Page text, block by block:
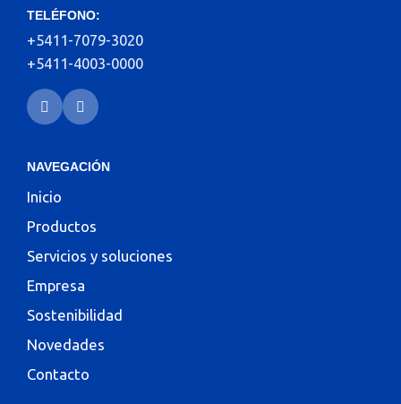
TELÉFONO:
+5411-7079-3020
+5411-4003-0000
NAVEGACIÓN
Inicio
Productos
Servicios y soluciones
Empresa
Sostenibilidad
Novedades
Contacto